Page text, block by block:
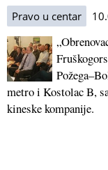
Pravo u centar
metro i Kostolac B,
kineske kompanije.